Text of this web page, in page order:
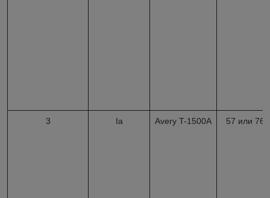
3 Iа Avery T-1500A 57 или 76